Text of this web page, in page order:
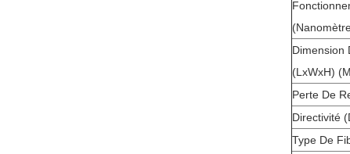
Dimension
(LxWxH)
Perte De
Directivité
Type De